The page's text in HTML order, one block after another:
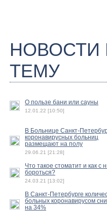
ТЕМУ
О пользе бани или сауны
12.01.22 [10:50]
В Больнице Санкт-
коронавирусных больниц
размещают на полу
29.06.21 [21:28]
Что такое стоматит и как с
бороться?
24.03.21 [13:02]
В Санкт-Петербурге
больных коронавирусом
на 34%